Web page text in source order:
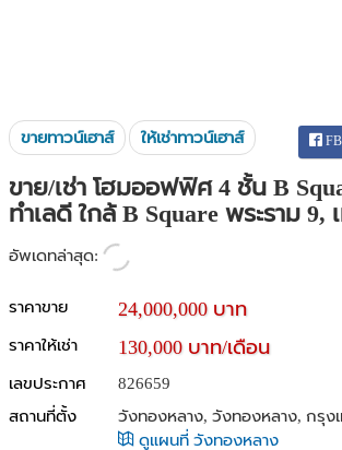
ขายทาวน์เฮาส์ ให้เช่าทาวน์เฮาส์ FB
ขาย/เช่า โฮมออฟฟิศ 4 ชั้น B
ทำเลดี ใกล้ B Square พระราม 9,
อัพเดทล่าสุด:
ราคาขาย 24,000,000 บาท
ราคาให้เช่า 130,000 บาท/เดือน
เลขประกาศ
826659
สถานที่ตั้ง
วังทองหลาง, วังทองหลาง, กรุง
ดูแผนที่ วังทองหลาง